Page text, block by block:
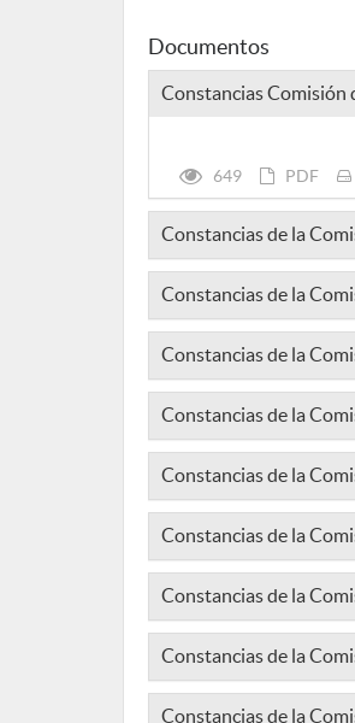
Documentos
Constancias Comisión
649 PDF
Constancias de la
Constancias de la
Constancias de la
Constancias de la
Constancias de la
Constancias de la
Constancias de la
Constancias de la
Constancias de la